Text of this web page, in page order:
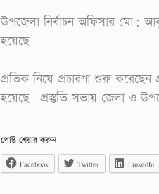
উপজেলা নির্বাচন অফিসার মো: আবু
হয়েছে।
প্রতিক নিয়ে প্রচারণা শুরু করেছেন
হয়েছে। প্রস্তুতি সভায় জেলা ও
পোষ্ট শেয়ার করুন
Facebook
Twitter LinkedIn